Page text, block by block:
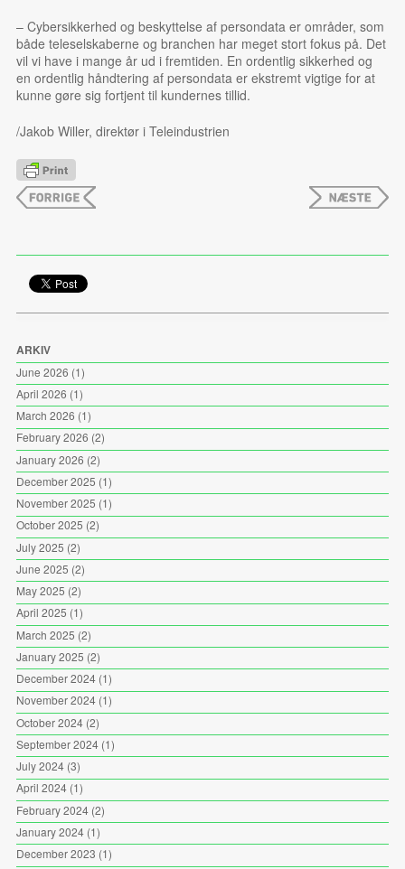
– Cybersikkerhed og beskyttelse af persondata er områder, som
både teleselskaberne og branchen har meget stort fokus på. Det
vil vi have i mange år ud i fremtiden. En ordentlig sikkerhed og
en ordentlig håndtering af persondata er ekstremt vigtige for at
kunne gøre sig fortjent til kundernes tillid.
/Jakob Willer, direktør i Teleindustrien
ARKIV
June 2026 (1)
April 2026 (1)
March 2026 (1)
February 2026 (2)
January 2026 (2)
December 2025 (1)
November 2025 (1)
October 2025 (2)
July 2025 (2)
June 2025 (2)
May 2025 (2)
April 2025 (1)
March 2025 (2)
January 2025 (2)
December 2024(1)
November 2024(1)
October 2024(2)
September 2024(1)
July 2024(3)
April 2024(1)
February 2024(2)
January 2024(1)
December 2023 (1)